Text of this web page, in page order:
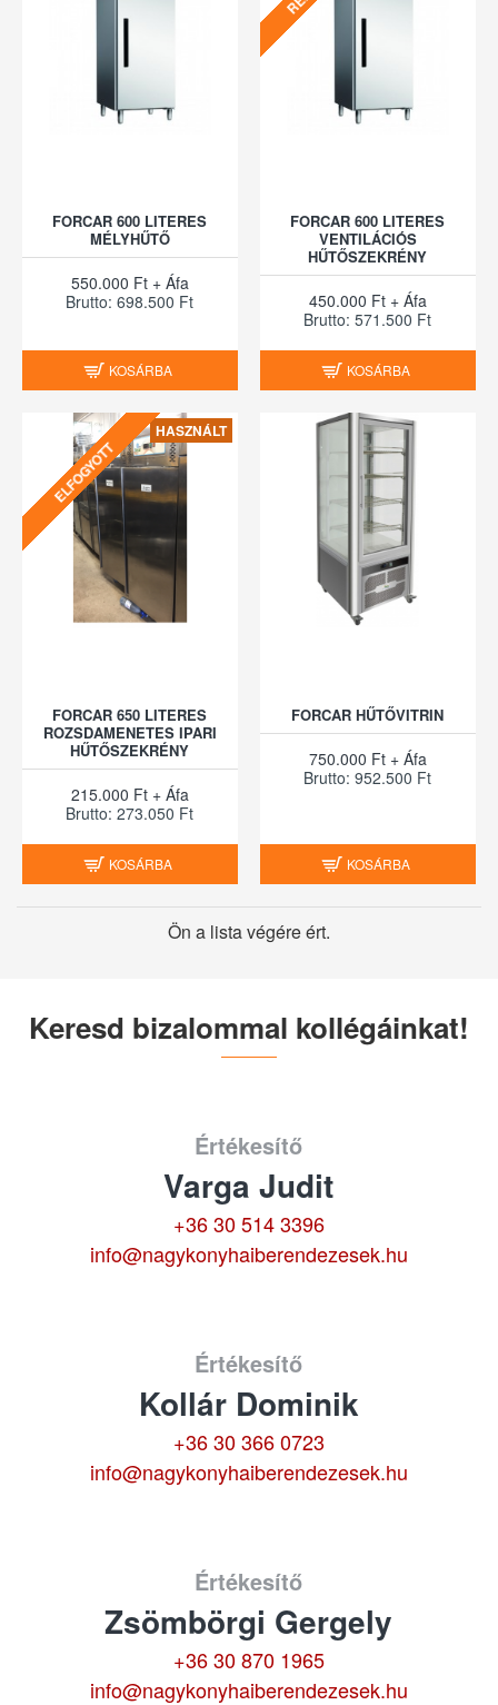
FORCAR 600 LITERES
MÉLYHŰTŐ
550.000 Ft + Áfa
Brutto: 698.500 Ft
KOSÁRBA
FORCAR 600 LITERES
VENTILÁCIÓS
HŰTŐSZEKRÉNY
450.000 Ft + Áfa
Brutto: 571.500 Ft
KOSÁRBA
HASZNÁLT
ELFOGYOTT
FORCAR 650 LITERES
ROZSDAMENETES IPARI
HŰTŐSZEKRÉNY
215.000 Ft + Áfa
Brutto: 273.050 Ft
KOSÁRBA
FORCAR HŰTŐVITRIN
750.000 Ft + Áfa
Brutto: 952.500 Ft
KOSÁRBA
Ön a lista végére ért.
Keresd bizalommal kollégáinkat!
Értékesítő
Varga Judit
+36 30 514 3396
info@nagykonyhaiberendezesek.hu
Értékesítő
Kollár Dominik
+36 30 366 0723
info@nagykonyhaiberendezesek.hu
Értékesítő
Zsömbörgi Gergely
+36 30 870 1965
info@nagykonyhaiberendezesek.hu